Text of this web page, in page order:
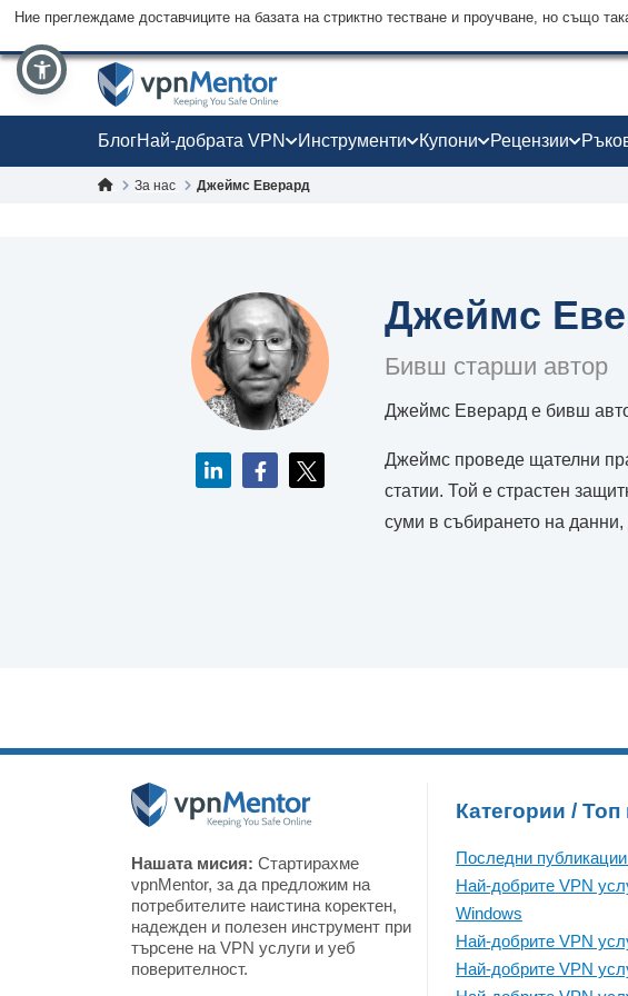
Ние преглеждаме доставчиците на базата на стриктно тестване и проучване, но също
БлогНай-добрата VPN Инструменти Купони Рецензии
За нас Джеймс Еверард
Джеймс
Бивш старши автор
Джеймс Еверард е бивш
Джеймс проведе щателни
статии. Той е страстен
суми в събирането на
Нашата мисия: Стартирахме
vpnMentor, за да предложим на
потребителите наистина коректен,
надежден и полезен инструмент при
търсене на VPN услуги и уеб
поверителност.
Категории / Топ
Последни
Най-добрите VPN
Windows
Най-добрите VPN
Най-добрите VPN